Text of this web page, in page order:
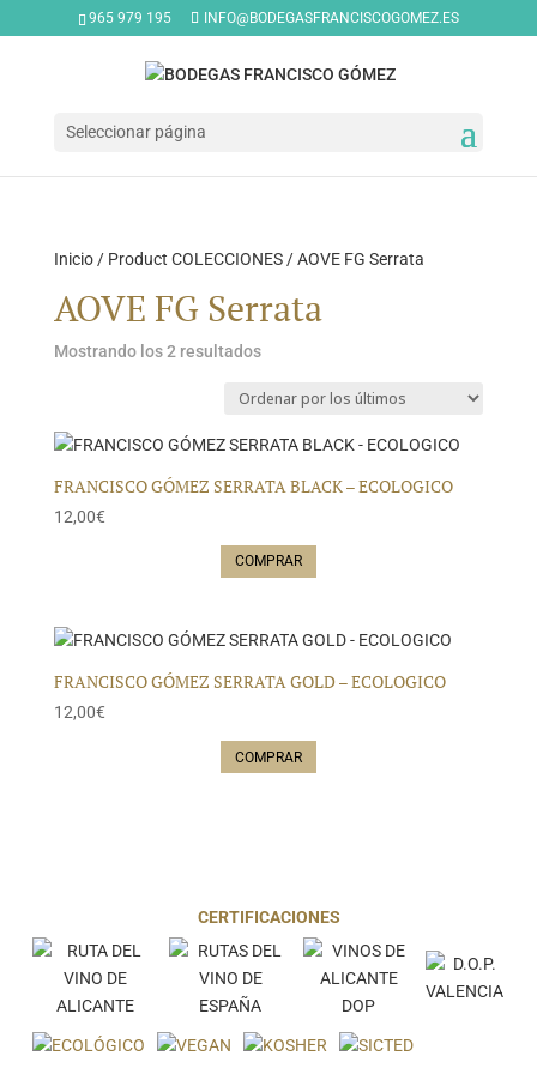
965 979 195 INFO@BODEGASFRANCISCOGOMEZ.ES
Seleccionar página
Inicio/ Product COLECCIONES / AOVE FG Serrata
AOVE FG Serrata
Mostrando los 2 resultadosOrdenado
los
FRANCISCO GÓMEZ SERRATA BLACK – ECOLOGICO
12,00€
COMPRAR
FRANCISCO GÓMEZ SERRATA GOLD – ECOLOGICO
12,00€
COMPRAR
CERTIFICACIONES